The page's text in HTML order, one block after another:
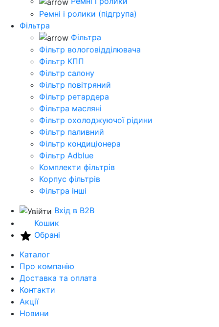
Ремні і ролики (підгрупа)
Фільтра
Фільтра
Фільтр вологовідділювача
Фільтр КПП
Фільтр салону
Фільтр повітряний
Фільтр ретардера
Фільтра масляні
Фільтр охолоджуючої рідини
Фільтр паливний
Фільтр кондиціонера
Фільтр Adblue
Комплекти фільтрів
Корпус фільтрів
Фільтра інші
Вхід в B2B
Кошик
Обрані
Каталог
Про компанію
Доставка та оплата
Контакти
Акції
Новини